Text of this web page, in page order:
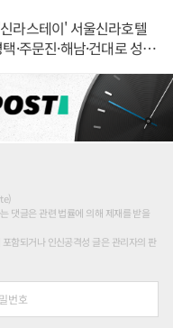
라스테이' 서울신라호텔
·주문진·해남·건대로 성
댓글은 관련 법률에 의해 제재를 받을
함되거나 인신공격성 글은 관리자의 판